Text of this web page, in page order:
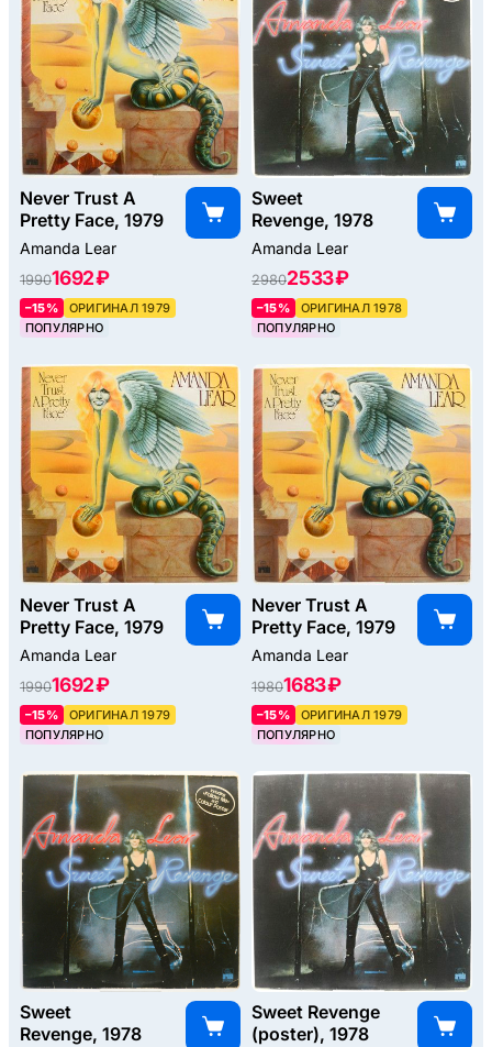
Never Trust A
Pretty Face, 1979
Amanda Lear
19901692 ₽
–15%
ОРИГИНАЛ 1979
ПОПУЛЯРНО
Sweet
Revenge, 1978
Amanda Lear
29802533 ₽
–15%
ОРИГИНАЛ 1978
ПОПУЛЯРНО
Never Trust A
Pretty Face, 1979
Amanda Lear
19901692 ₽
–15%
ОРИГИНАЛ 1979
ПОПУЛЯРНО
Never Trust A
Pretty Face, 1979
Amanda Lear
19801683 ₽
–15%
ОРИГИНАЛ 1979
ПОПУЛЯРНО
Sweet
Revenge, 1978
Sweet Revenge
(poster), 1978